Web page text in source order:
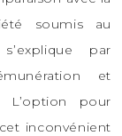
soumis au
par
et
L’option pour
inconvénient